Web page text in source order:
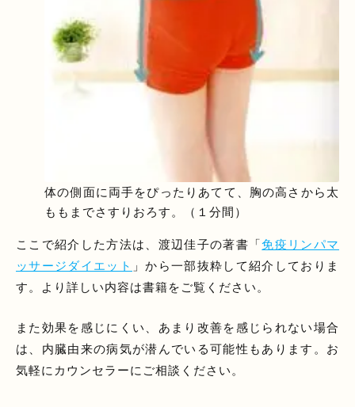
体の側面に両手をぴったりあてて、胸の高さから太
ももまでさすりおろす。（１分間）
ここで紹介した方法は、渡辺佳子の著書「免疫リンパマ
ッサージダイエット 」から一部抜粋して紹介しておりま
す。より詳しい内容は書籍をご覧ください。
また効果を感じにくい、あまり改善を感じられない場合
は、内臓由来の病気が潜んでいる可能性もあります。お
気軽にカウンセラーにご相談ください。